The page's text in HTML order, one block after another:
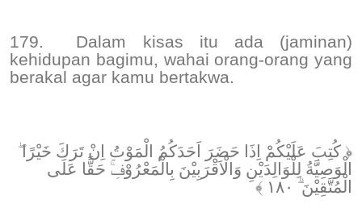
179.
Dalam kisas itu ada (jaminan)
kehidupan bagimu, wahai orang-orang yang
berakal agar kamu bertakwa.
﴿ كُتِبَ عَلَيْكُمْ اِذَا حَضَرَ اَحَدَكُمُ الْمَوْتُ اِنْ تَرَكَ خَيْرًا ۖ
ۨالْوَصِيَّةُ لِلْوَالِدَيْنِ وَالْاَقْرَبِيْنَ بِالْمَعْرُوْفِۚ حَقًّا عَلَى
الْمُتَّقِيْنَ ۗ ١٨٠ ﴾